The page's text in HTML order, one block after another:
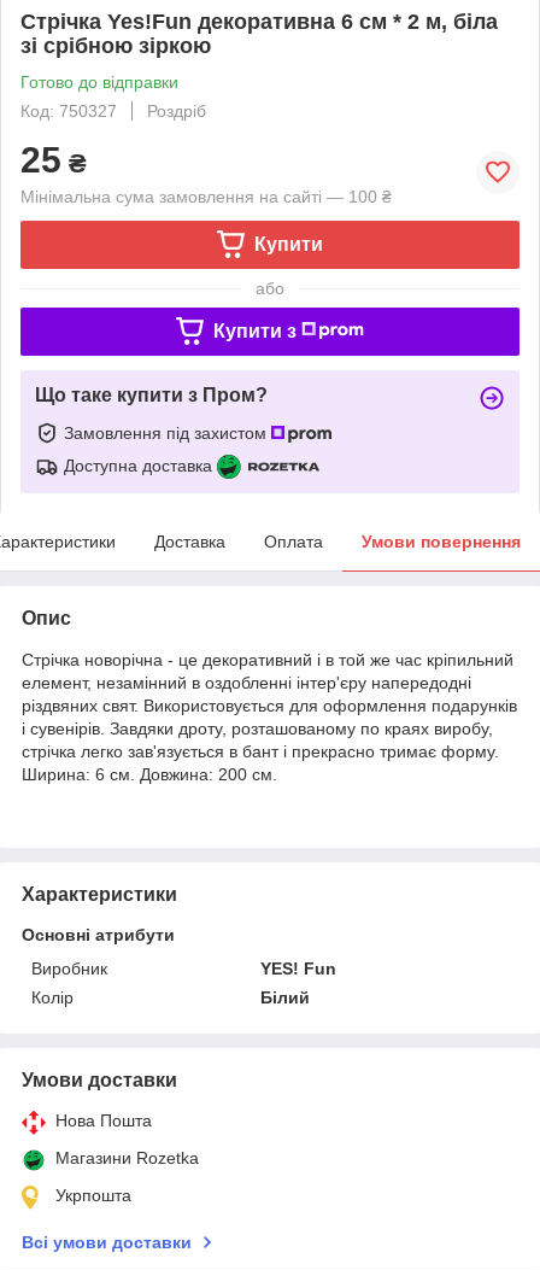
Стрічка Yes!Fun декоративна 6 см * 2 м, біла
зі срібною зіркою
Готово до відправки
Код: 750327
Роздріб
25 ₴
Мінімальна сума замовлення на сайті — 100 ₴
Купити
або
Купити з
Що таке купити з Пром?
Замовлення під захистом
Доступна доставка
Доставка Оплата Умови повернення
Опис
Стрічка новорічна - це декоративний і в той же час кріпильний
елемент, незамінний в оздобленні інтер'єру напередодні
різдвяних свят. Використовується для оформлення подарунків
і сувенірів. Завдяки дроту, розташованому по краях виробу,
стрічка легко зав'язується в бант і прекрасно тримає форму.
Ширина: 6 см. Довжина: 200 см.
Характеристики
Основні атрибути
Виробник
YES! Fun
Колір
Білий
Умови доставки
Нова Пошта
Магазини Rozetka
Укрпошта
Всі умови доставки